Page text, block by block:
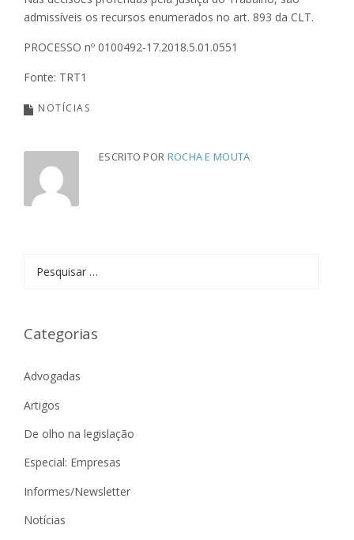
admissíveis os recursos enumerados no art. 893 da CLT.
PROCESSO nº 0100492-17.2018.5.01.0551
Fonte: TRT1
NOTÍCIAS
ESCRITO POR ROCHA E MOUTA
por:
Categorias
Advogadas
Artigos
De olho na legislação
Especial: Empresas
Informes/Newsletter
Notícias